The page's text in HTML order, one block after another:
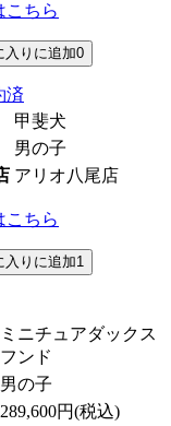
こちら
入りに追加0
甲斐犬
男の子
アリオ八尾店
こちら
入りに追加1
ミニチュアダックス
フンド
男の子
289,600円(税込)